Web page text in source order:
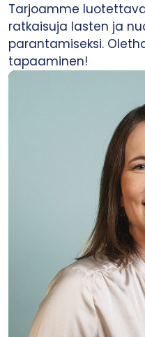
Tarjoamme
ratkaisuja lasten ja
parantamiseksi.
tapaaminen!